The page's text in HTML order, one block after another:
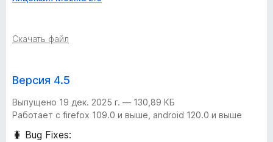
Скачать файл
Версия 4.5
Выпущено 19 дек. 2025 г. — 130,89 КБ
Работает с firefox 109.0 и выше, android 120.0 и выше
🐛 Bug Fixes: